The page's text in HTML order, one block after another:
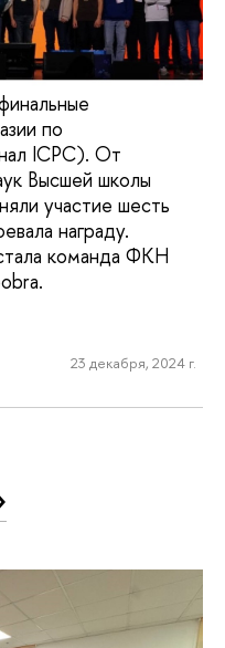
по
ICPC). От
Высшей школы
участие шесть
награду.
команда ФКН
23 декабря, 2024 г.